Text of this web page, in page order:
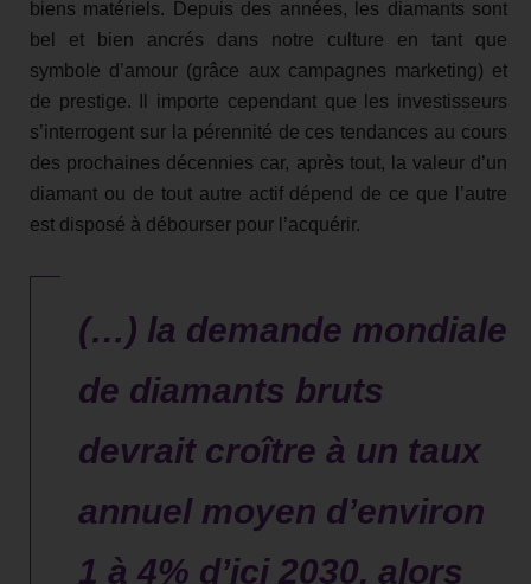
biens matériels. Depuis des années, les diamants sont
bel et bien ancrés dans notre culture en tant que
symbole d’amour (grâce aux campagnes marketing) et
de prestige. Il importe cependant que les investisseurs
s’interrogent sur la pérennité de ces tendances au cours
des prochaines décennies car, après tout, la valeur d’un
diamant ou de tout autre actif dépend de ce que l’autre
est disposé à débourser pour l’acquérir.
(…) la demande mondiale
de diamants bruts
devrait croître à un taux
annuel moyen d’environ
1 à 4% d’ici 2030, alors